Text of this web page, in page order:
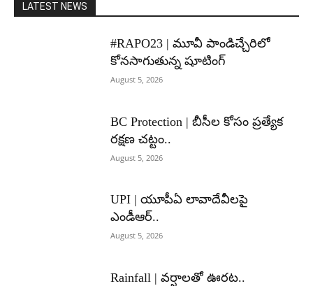
LATEST NEWS
#RAPO23 | మూవీ పాండిచ్చేరిలో
కోనసాగుతున్న షూటింగ్
August 5, 2026
BC Protection | బీసీల కోసం ప్రత్యేక
రక్షణ చట్టం..
August 5, 2026
UPI | యూపీఏ లావాదేవీలపై
ఎండీఆర్..
August 5, 2026
Rainfall | వర్షాలతో ఊరట..